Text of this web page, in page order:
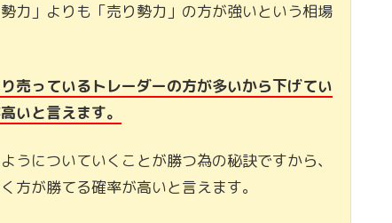
力」よりも「売り勢力」の方が強いという相場
売っているトレーダーの方が多いから下げてい
いと言えます。
うについていくことが勝つ為の秘訣ですから、
方が勝てる確率が高いと言えます。